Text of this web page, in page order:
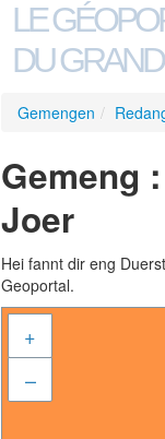
LE
DU
Gemengen /
Gemeng
Joer
Hei fannt dir eng
Geoportal.
+
–